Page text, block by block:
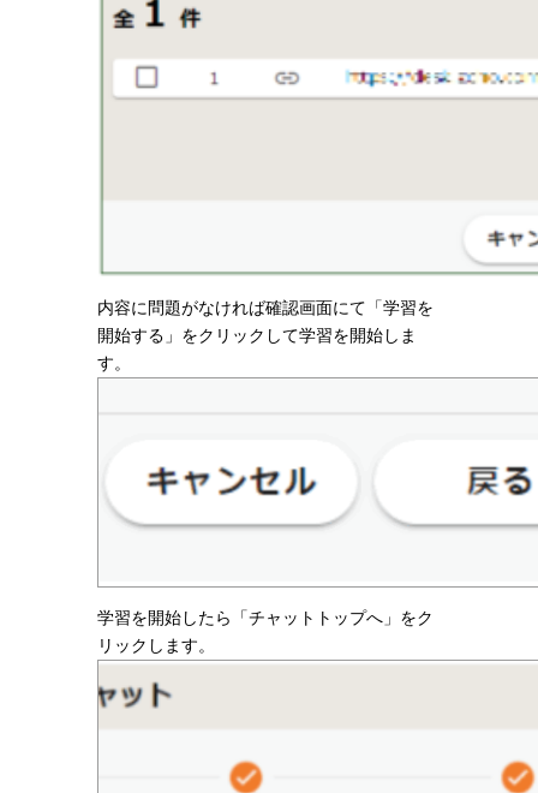
内容に問題がなければ確認画面にて「学習を
開始する」をクリックして学習を開始しま
す。
学習を開始したら「チャットトップへ」をク
リックします。